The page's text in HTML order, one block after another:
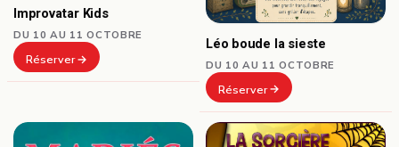
Improvatar Kids
DU 10 AU 11 OCTOBRE
Réserver
Léo boude la sieste
DU 10 AU 11 OCTOBRE
Réserver